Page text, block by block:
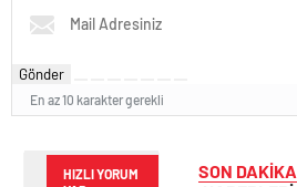
Gönder
En az 10 karakter gerekli
HIZLI YORUM
SON DAKİKA